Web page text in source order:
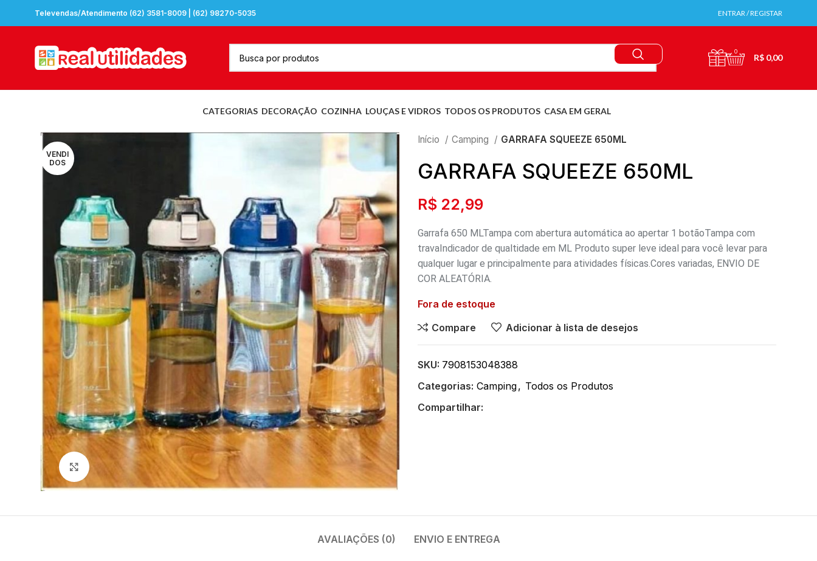
Televendas/Atendimento (62) 3581-8009 | (62) 98270-5035 ENTRAR / REGISTAR
0
R$ 0,00
CATEGORIAS DECORAÇÃO COZINHA LOUÇAS E VIDROS TODOS OS PRODUTOS CASA EM GERAL
VENDI
DOS
Clique para ampliar
Início Camping GARRAFA SQUEEZE 650ML
GARRAFA SQUEEZE 650ML
R$ 22,99
Garrafa 650 MLTampa com abertura automática ao apertar 1 botãoTampa com
travaIndicador de qualtidade em ML Produto super leve ideal para você levar para
qualquer lugar e principalmente para atividades físicas.Cores variadas, ENVIO DE
COR ALEATÓRIA.
Fora de estoque
Compare
Adicionar à lista de desejos
SKU: 7908153048388
Categorias: Camping, Todos os Produtos
Compartilhar:
AVALIAÇÕES (0) ENVIO E ENTREGA